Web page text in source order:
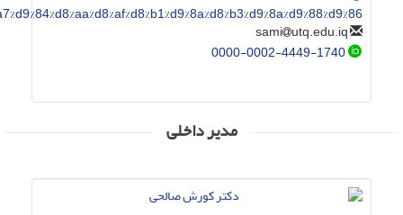
utq.edu.iq
0000-0002-4449-1740
مدیر داخلی